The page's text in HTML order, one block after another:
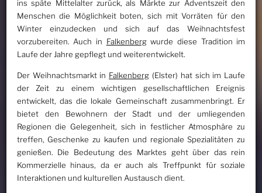
ins späte Mittelalter zurück, als Märkte zur Adventszeit den
Menschen die Möglichkeit boten, sich mit Vorräten für den
Winter einzudecken und sich auf das Weihnachtsfest
vorzubereiten. Auch in Falkenbergwurde diese Tradition im
Laufe der Jahre gepflegt und weiterentwickelt.
Der Weihnachtsmarkt in Falkenberg (Elster) hat sich im Laufe
der Zeit zu einem wichtigen gesellschaftlichen Ereignis
entwickelt, das die lokale Gemeinschaft zusammenbringt. Er
bietet den Bewohnern der Stadt und der umliegenden
Regionen die Gelegenheit, sich in festlicher Atmosphäre zu
treffen, Geschenke zu kaufen und regionale Spezialitäten zu
genießen. Die Bedeutung des Marktes geht über das rein
Kommerzielle hinaus, da er auch als Treffpunkt für soziale
Interaktionen und kulturellen Austausch dient.